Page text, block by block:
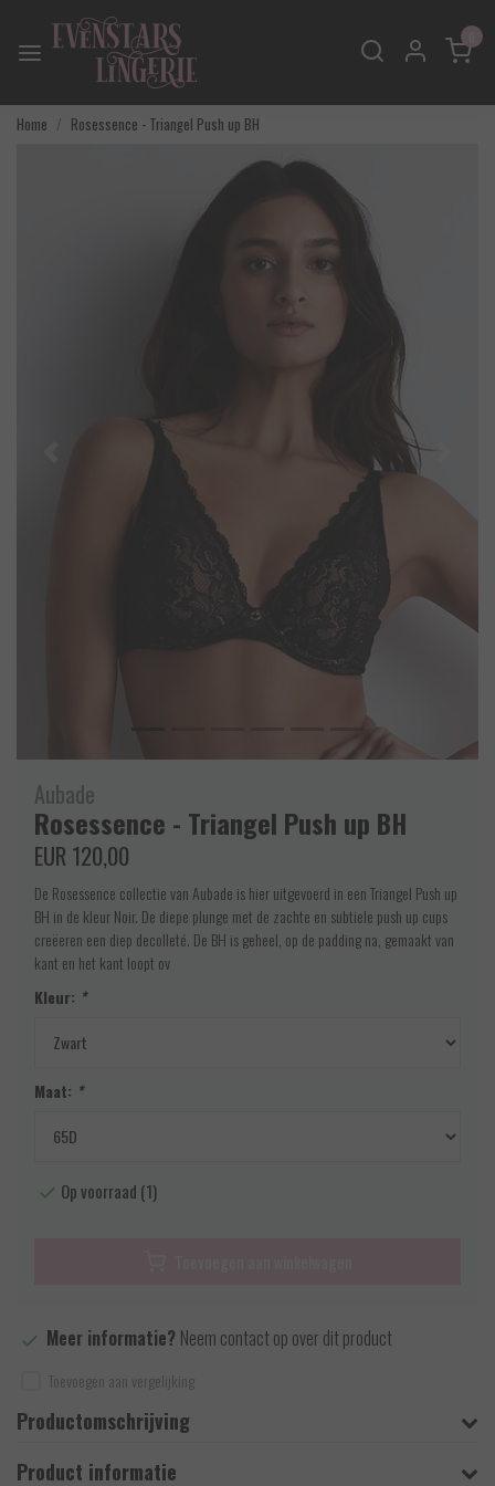
Home Rosessence - Triangel Push up BH
Aubade
Rosessence - Triangel Push up BH
EUR 120,00
De Rosessence collectie van Aubade is hier uitgevoerd in een Triangel Push up
BH in de kleur Noir. De diepe plunge met de zachte en subtiele push up cups
creëeren een diep decolleté. De BH is geheel, op de padding na, gemaakt van
kant en het kant loopt ov
Kleur: *
Maat: *
Op voorraad (1)
Meer informatie? Neem contact op over dit product
Toevoegen aan vergelijking
Productomschrijving
Product informatie